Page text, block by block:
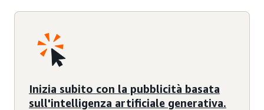
Inizia subito con la pubblicità basata
sull'intelligenza artificiale generativa.